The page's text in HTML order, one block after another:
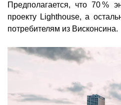
Предполагается, что 70 %
проекту Lighthouse, а
потребителям из Висконсина.